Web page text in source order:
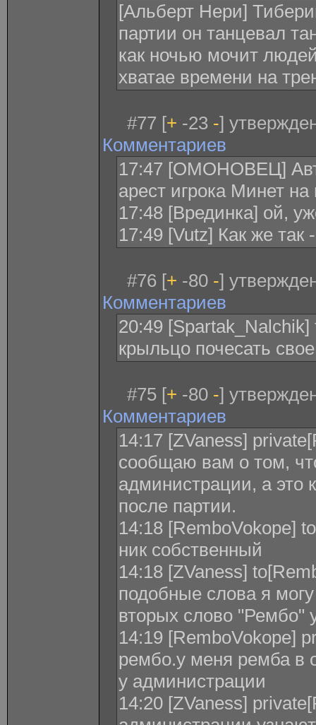
[Альберт Нери]
партии он танцевал
как ночью мочит
хватае времени на
#77 [+ -23 -]
Комментариев
17:47 [ОМОНОВЕЦ]
арест игрока Минет
17:48 [Врединка] ой,
17:49 [Vutz] Как же
#76 [+ -80 -]
Комментариев
20:49
крыльцо почесать
#75 [+ -80 -]
Комментариев
14:17 [ZVaness]
сообщаю вам о том,
администрации, а это
после партии.
14:18 [RemboVokope]
ник собственный
14:18 [ZVaness]
подобные слова я могу
вторых слово "Рембо"
14:19 [RemboVokope]
рембо.у меня ремба в
у администрации
14:20 [ZVaness]